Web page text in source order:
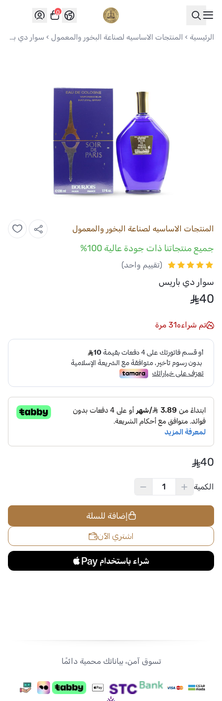
العواد للعود
0
الرئيسية المنتجات الاساسيه لصناعة البخور والمعمول سوار دي باريس
المنتجات الاساسيه لصناعة البخور والمعمول
جميع منتجاتنا ذات جودة عالية 100%
(تقييم واحد)
سوار دي باريس
40
تم شراءه31 مرة
40
الكمية
إضافة للسلة
اشتري الآن
تسوق آمن، بياناتك محمية دائمًا